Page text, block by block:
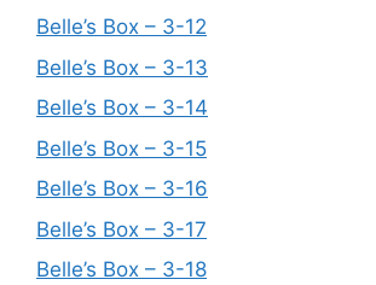
Belle’s Box – 3-12
Belle’s Box – 3-13
Belle’s Box – 3-14
Belle’s Box – 3-15
Belle’s Box – 3-16
Belle’s Box – 3-17
Belle’s Box – 3-18